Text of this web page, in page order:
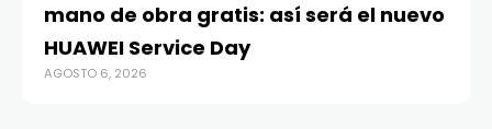
mano de obra gratis: así será el nuevo
HUAWEI Service Day
AGOSTO 6, 2026